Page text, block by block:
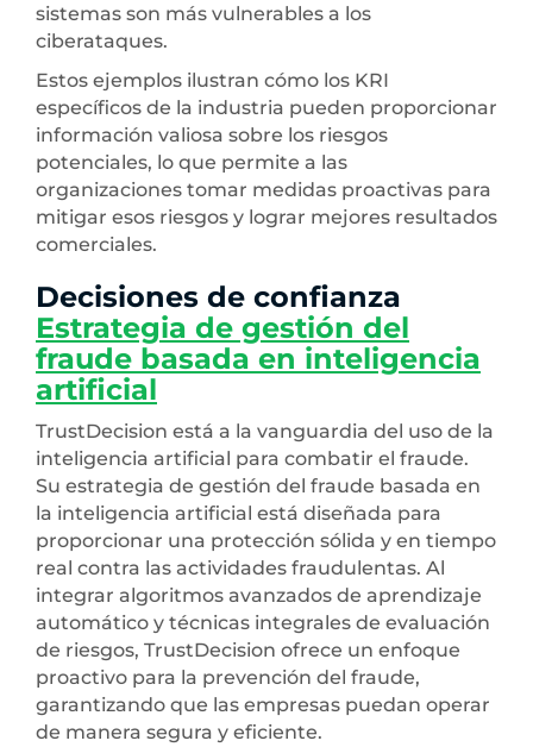
sistemas son más vulnerables a los
ciberataques.
Estos ejemplos ilustran cómo los KRI
específicos de la industria pueden proporcionar
información valiosa sobre los riesgos
potenciales, lo que permite a las
organizaciones tomar medidas proactivas para
mitigar esos riesgos y lograr mejores resultados
comerciales.
Decisiones de confianza
Estrategia de gestión del
fraude basada en inteligencia
artificial
TrustDecision está a la vanguardia del uso de la
inteligencia artificial para combatir el fraude.
Su estrategia de gestión del fraude basada en
la inteligencia artificial está diseñada para
proporcionar una protección sólida y en tiempo
real contra las actividades fraudulentas. Al
integrar algoritmos avanzados de aprendizaje
automático y técnicas integrales de evaluación
de riesgos, TrustDecision ofrece un enfoque
proactivo para la prevención del fraude,
garantizando que las empresas puedan operar
de manera segura y eficiente.